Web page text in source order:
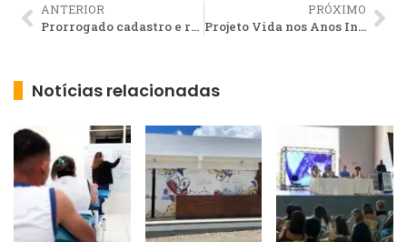
ANTERIOR
Prorrogado cadastro e recadastramento do transporte universitário em SJB
PRÓXIMO
Projeto Vida nos Anos Iniciais da rede municipal de SJB a partir de 2025
Notícias relacionadas